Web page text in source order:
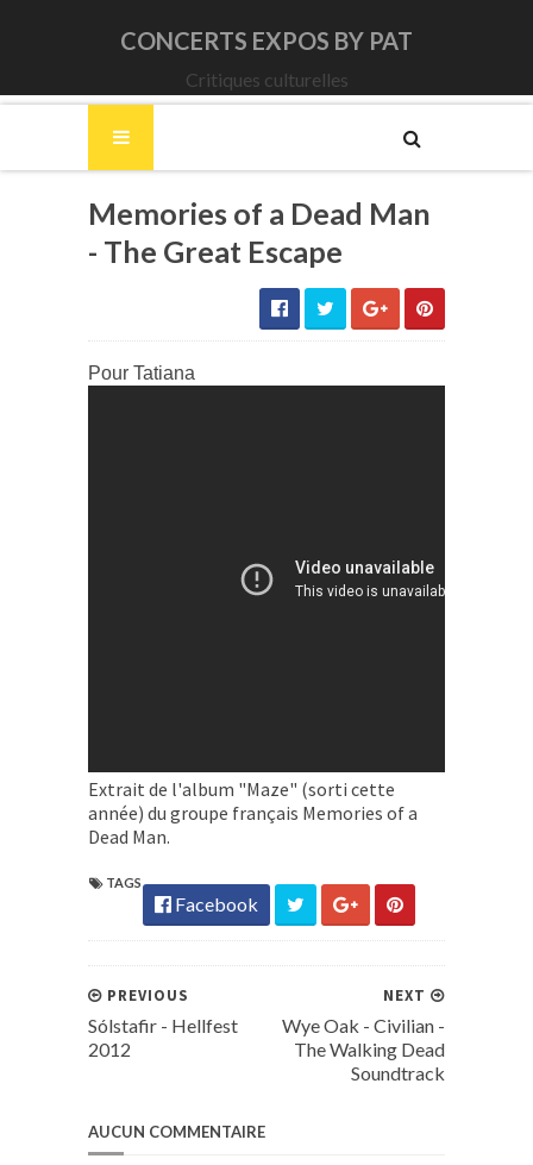
CONCERTS EXPOS BY PAT
Critiques culturelles
Memories of a Dead Man
- The Great Escape
Pour Tatiana
Extrait de l'album "Maze" (sorti cette
année) du groupe français Memories of a
Dead Man.
TAGS
Facebook
NEXT
Wye Oak - Civilian -
The Walking Dead
Soundtrack
PREVIOUS
Sólstafir - Hellfest
2012
AUCUN COMMENTAIRE